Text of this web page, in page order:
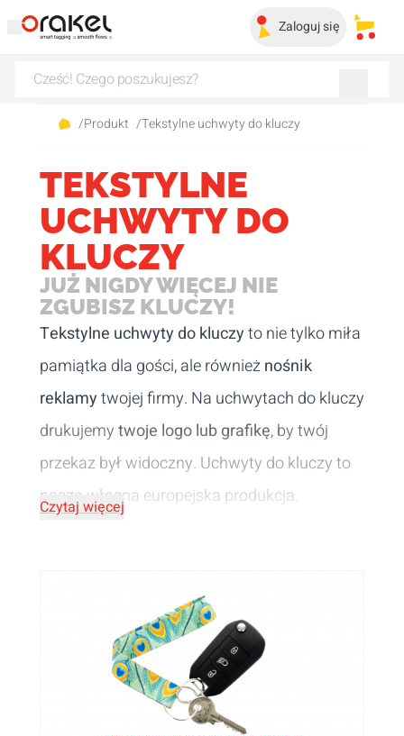
Zaloguj się Moje
/Produkt /Tekstylne uchwyty do kluczy
TEKSTYLNE
UCHWYTY DO
KLUCZY
JUŻ NIGDY WIĘCEJ NIE
ZGUBISZ KLUCZY!
Tekstylne uchwyty do kluczyto nie tylko miła
pamiątka dla gości, ale równieżnośnik
reklamytwojej firmy. Na uchwytach do kluczy
drukujemytwoje logo lub grafikę, by twój
przekaz był widoczny. Uchwyty do kluczy to
nasza własna europejska produkcja.
Czytaj więcej